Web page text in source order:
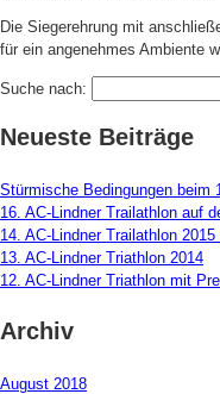
Die Siegerehrung mit
für ein angenehmes Ambiente
Suche nach:
Neueste Beiträge
Stürmische Bedingungen beim
16. AC-Lindner Trailathlon auf
14. AC-Lindner Trailathlon
13. AC-Lindner Triathlon 2014
12. AC-Lindner Triathlon mit
Archiv
August 2018